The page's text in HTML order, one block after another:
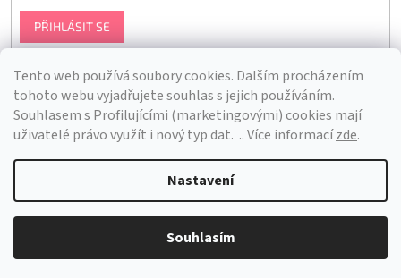
Tento web používá soubory cookies. Dalším procházením
tohoto webu vyjadřujete souhlas s jejich používáním.
Souhlasem s Profilujícími (marketingovými) cookies mají
uživatelé právo využít i nový typ dat. .. Více informacízde.
Nastavení
Souhlasím
PŘIHLÁSIT SE
Vytvořil Shoptet
Bra Hunting. Všechna práva vyhrazena.